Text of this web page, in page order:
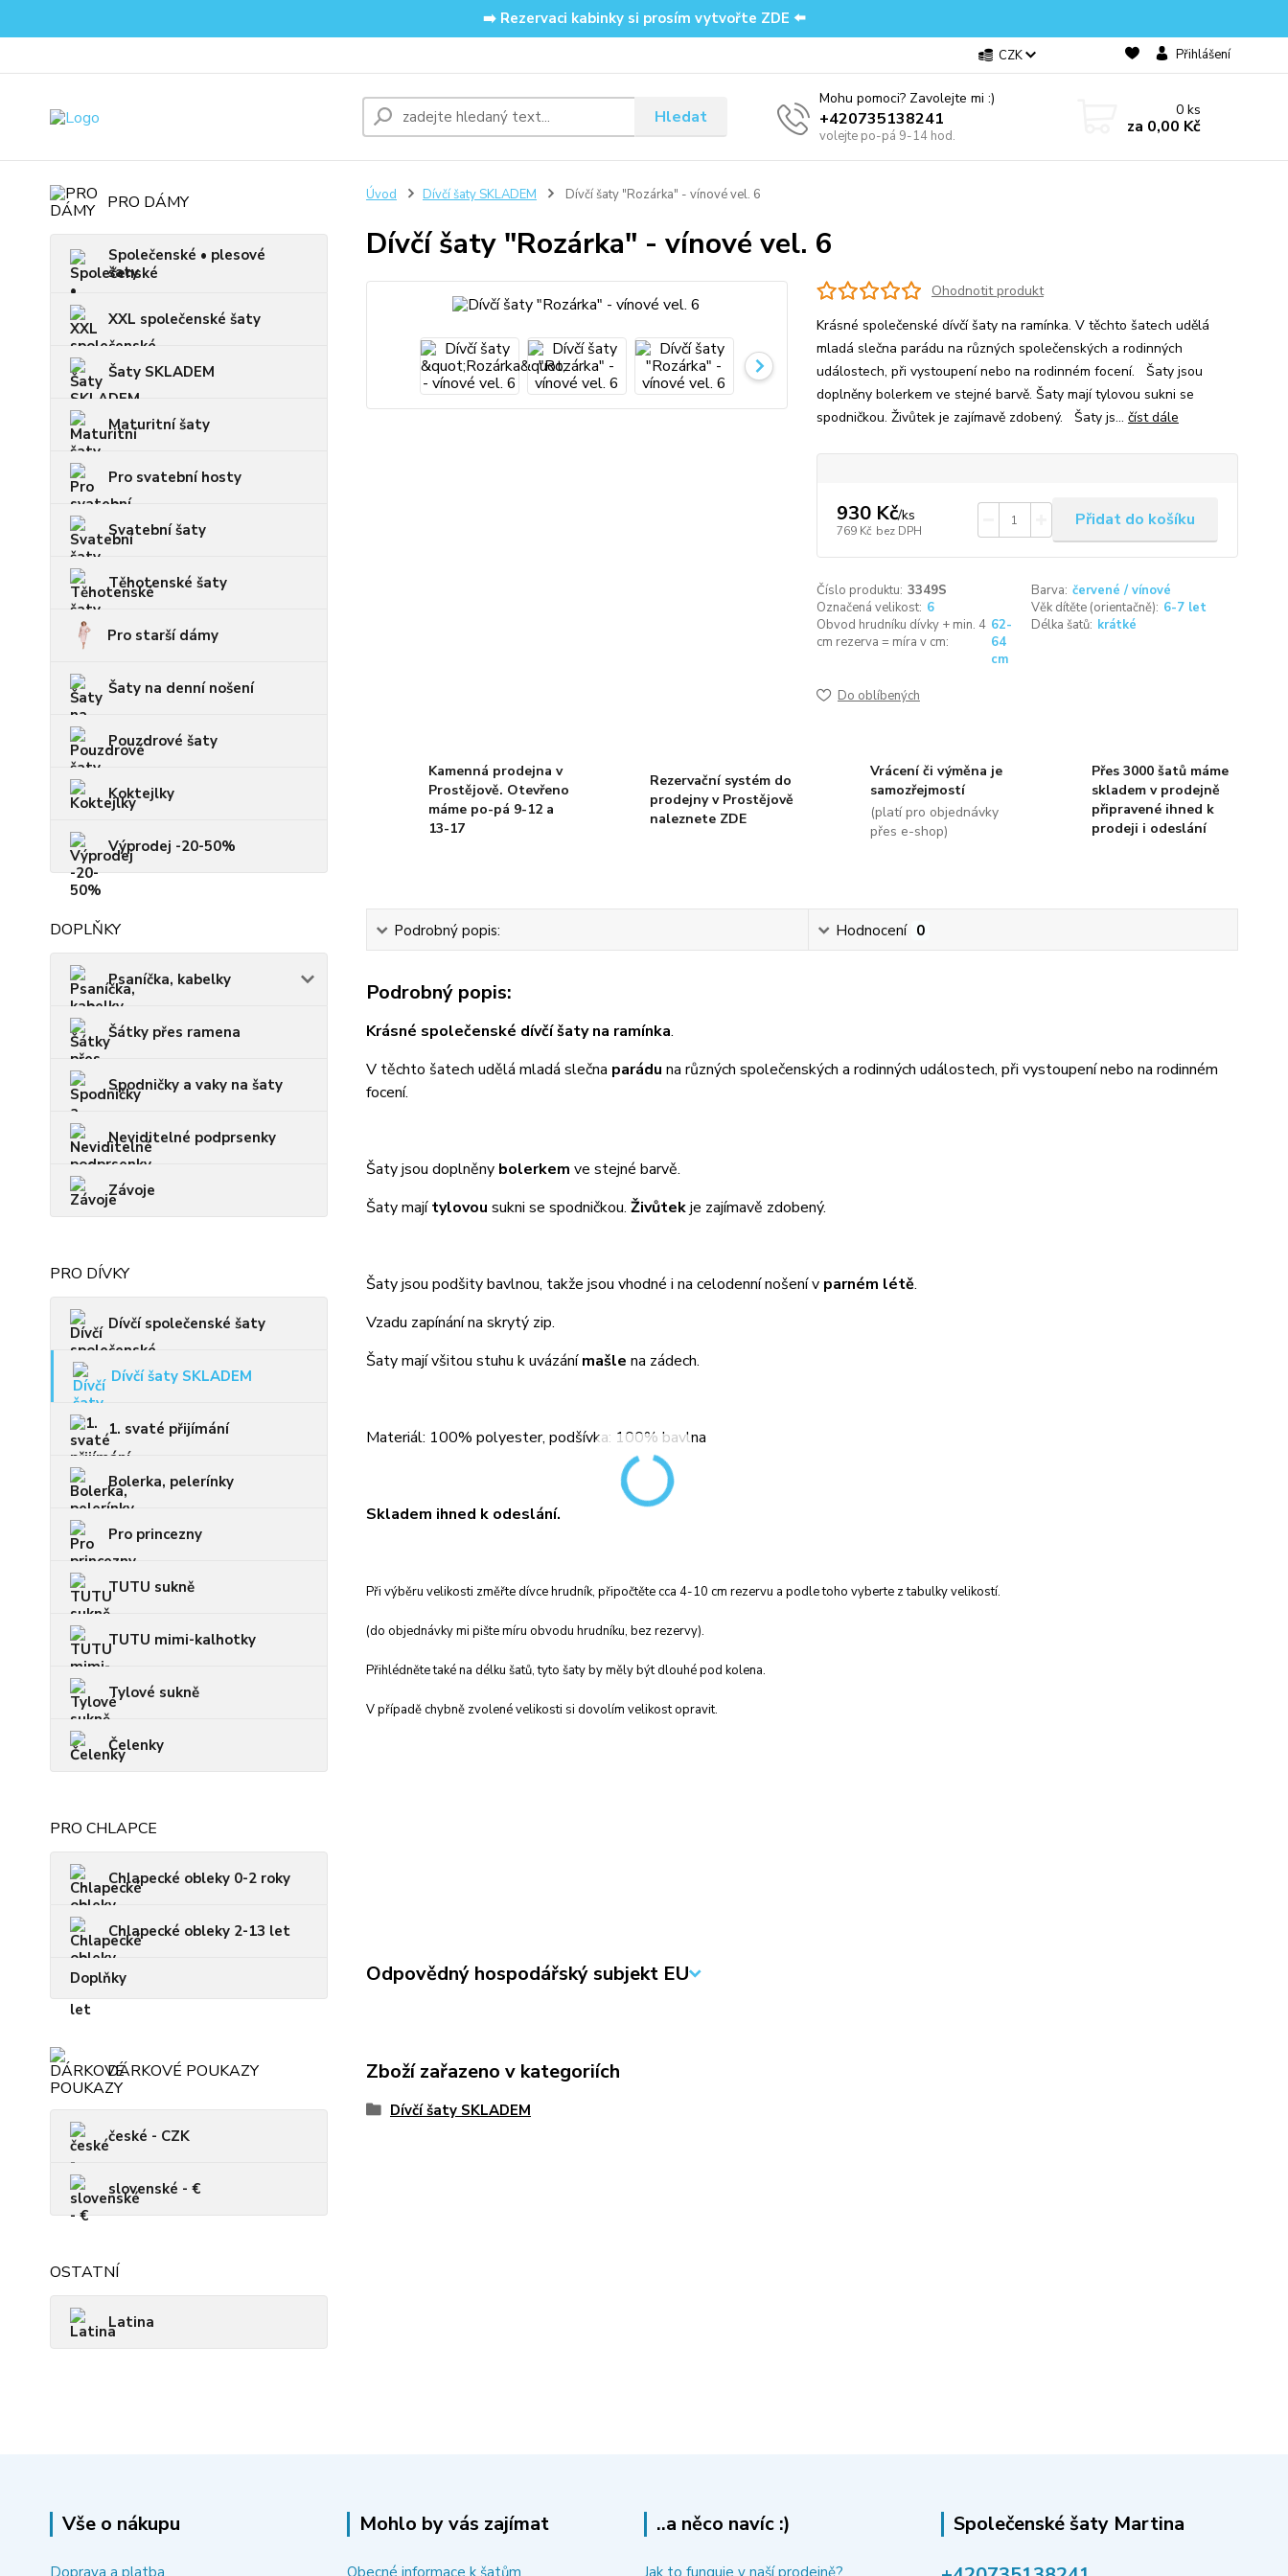
➡️ Rezervaci kabinky si prosím vytvořte ZDE ⬅️
CZK Přihlášení
Hledat
Mohu pomoci? Zavolejte mi :)
‭+420735138241
volejte po-pá 9-14 hod.
0ks
za 0,00 Kč
PRO DÁMY
Společenské • plesové
šaty
XXL společenské šaty
Šaty SKLADEM
Maturitní šaty
Pro svatební hosty
Svatební šaty
Těhotenské šaty
Pro starší dámy
Šaty na denní nošení
Pouzdrové šaty
Koktejlky
Výprodej -20-50%
DOPLŇKY
Psaníčka, kabelky
Šátky přes ramena
Spodničky a vaky na šaty
Neviditelné podprsenky
Závoje
PRO DÍVKY
Dívčí společenské šaty
Dívčí šaty SKLADEM
1. svaté přijímání
Bolerka, pelerínky
Pro princezny
TUTU sukně
TUTU mimi-kalhotky
Tylové sukně
Čelenky
PRO CHLAPCE
Chlapecké obleky 0-2 roky
Chlapecké obleky 2-13 let
Doplňky
DÁRKOVÉ POUKAZY
české - CZK
slovenské - €
OSTATNÍ
Latina
Úvod Dívčí šaty SKLADEM Dívčí šaty "Rozárka" - vínové vel. 6
Dívčí šaty "Rozárka" - vínové vel. 6
Ohodnotit produkt
Krásné společenské dívčí šaty na ramínka. V těchto šatech udělá
mladá slečna parádu na různých společenských a rodinných
událostech, při vystoupení nebo na rodinném focení. Šaty jsou
doplněny bolerkem ve stejné barvě. Šaty mají tylovou sukni se
spodničkou. Živůtek je zajímavě zdobený. Šaty js... číst dále
930 Kč/ks
769 Kč bez DPH
Přidat do košíku
Číslo produktu: 3349S Barva: červené / vínové
Označená velikost: 6 Věk dítěte (orientačně): 6-7 let
Obvod hrudníku dívky + min. 4
cm rezerva = míra v cm:
62-
64
cm
Délka šatů: krátké
Do oblíbených
Kamenná prodejna v
Prostějově. Otevřeno
máme po-pá 9-12 a
13-17
Rezervační systém do
prodejny v Prostějově
naleznete ZDE
Vrácení či výměna je
samozřejmostí
(platí pro objednávky
přes e-shop)
Přes 3000 šatů máme
skladem v prodejně
připravené ihned k
prodeji i odeslání
Podrobný popis: Hodnocení 0
Podrobný popis:
Krásné společenské dívčí šaty na ramínka.
V těchto šatech udělá mladá slečna parádu na různých společenských a rodinných událostech, při vystoupení nebo na rodinném
focení.
Šaty jsou doplněny bolerkem ve stejné barvě.
Šaty majítylovou sukni se spodničkou. Živůtekje zajímavě zdobený.
Šaty jsou podšity bavlnou, takže jsou vhodné i na celodenní nošení v parném létě.
Vzadu zapínání na skrytý zip.
Šaty mají všitou stuhu k uvázánímašle na zádech.
Materiál: 100% polyester, podšívka: 100% bavlna
Skladem ihned k odeslání.
Při výběru velikosti změřte dívce hrudník, připočtěte cca 4-10 cm rezervu a podle toho vyberte z tabulky velikostí.
(do objednávky mi pište míru obvodu hrudníku, bez rezervy).
Přihlédněte také na délku šatů, tyto šaty by měly být dlouhé pod kolena.
V případě chybně zvolené velikosti si dovolím velikost opravit.
Odpovědný hospodářský subjekt EU
Zboží zařazeno v kategoriích
Dívčí šaty SKLADEM
Vše o nákupu
Doprava a platba
Mohlo by vás zajímat
Obecné informace k šatům
..a něco navíc :)
Jak to funguje v naší prodejně?
Společenské šaty Martina